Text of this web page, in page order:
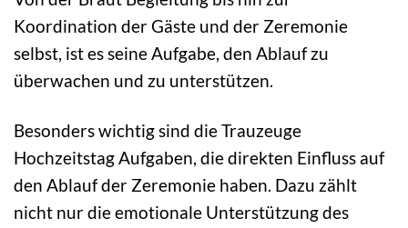
Koordination der Gäste und der Zeremonie
selbst, ist es seine Aufgabe, den Ablauf zu
überwachen und zu unterstützen.
Besonders wichtig sind die Trauzeuge
Hochzeitstag Aufgaben, die direkten Einfluss auf
den Ablauf der Zeremonie haben. Dazu zählt
nicht nur die emotionale Unterstützung des